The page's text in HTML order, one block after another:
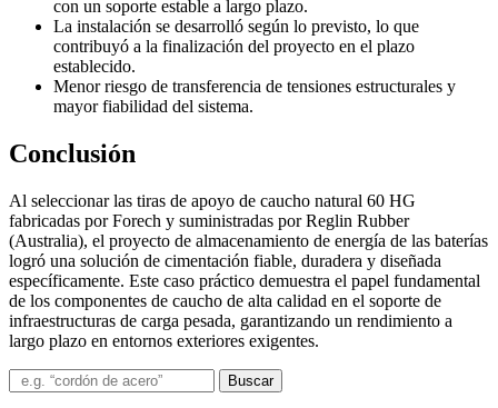
con un soporte estable a largo plazo.
La instalación se desarrolló según lo previsto, lo que
contribuyó a la finalización del proyecto en el plazo
establecido.
Menor riesgo de transferencia de tensiones estructurales y
mayor fiabilidad del sistema.
Conclusión
Al seleccionar las tiras de apoyo de caucho natural 60 HG
fabricadas por Forech y suministradas por Reglin Rubber
(Australia), el proyecto de almacenamiento de energía de las baterías
logró una solución de cimentación fiable, duradera y diseñada
específicamente. Este caso práctico demuestra el papel fundamental
de los componentes de caucho de alta calidad en el soporte de
infraestructuras de carga pesada, garantizando un rendimiento a
largo plazo en entornos exteriores exigentes.
Buscar